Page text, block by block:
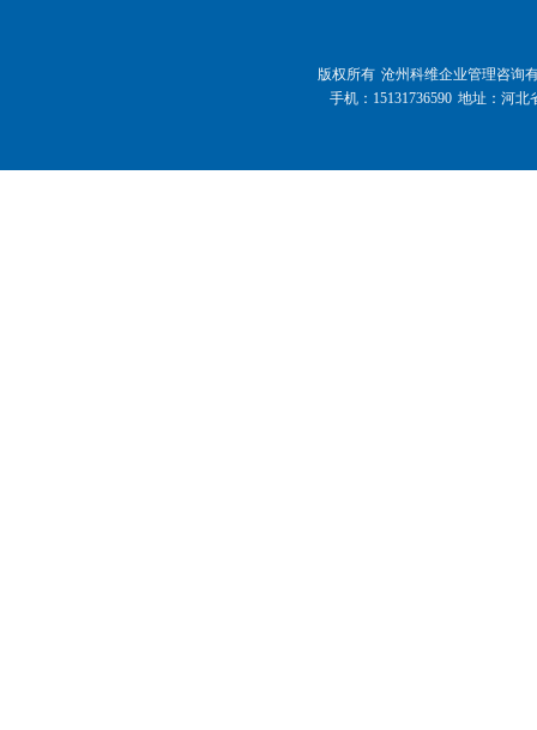
版权所有 沧州科维企业管理咨询
手机：15131736590 地址：河